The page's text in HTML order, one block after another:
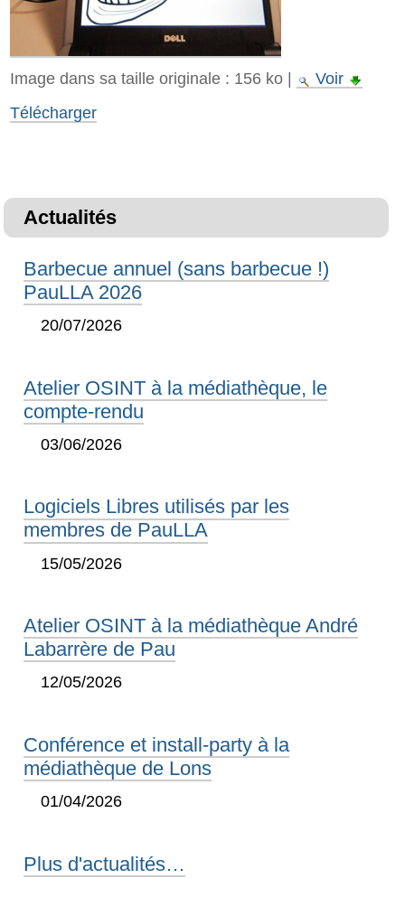
Image dans sa taille originale : 156 ko|
Voir
Télécharger
Actualités
Barbecue annuel (sans barbecue !)
PauLLA 2026
20/07/2026
Atelier OSINT à la médiathèque, le
compte-rendu
03/06/2026
Logiciels Libres utilisés par les
membres de PauLLA
15/05/2026
Atelier OSINT à la médiathèque André
Labarrère de Pau
12/05/2026
Conférence et install-party à la
médiathèque de Lons
01/04/2026
Plus d'actualités…